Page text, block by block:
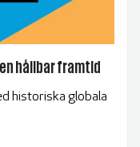
hållbar framtid
historiska globala